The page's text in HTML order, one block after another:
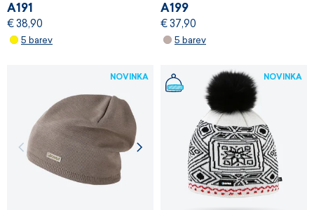
A191
€ 38,90
5 barev
A199
€ 37,90
5 barev
NOVINKA NOVINKA